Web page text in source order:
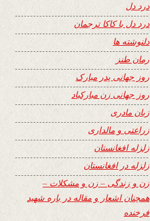
درد دل
درد دل با کاکا ترجمان
دلنوشته ها
رمان طنز
روز جهانی پدر مبارک
روز جهانی زن مبارکباد
زبان مادری
زراعتی و مالداری
زلزله افغانستان
زلزله در افغانستان
زن و زندگی – زن و مشکلات –
همچنان اشعار و مقاله در باره شهید
فرخنده